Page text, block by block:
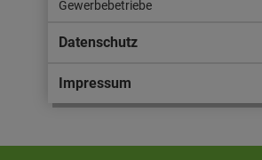
Gewerbebetriebe
Datenschutz
Impressum